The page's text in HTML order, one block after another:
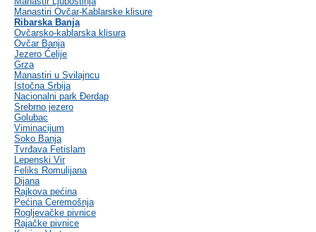
Manastiri Ovčar-Kablarske klisure
Ribarska Banja
Ovčarsko-kablarska klisura
Ovčar Banja
Jezero Ćelije
Grza
Manastiri u Svilajncu
Istočna Srbija
Nacionalni park Đerdap
Srebrno jezero
Golubac
Viminacijum
Soko Banja
Tvrđava Fetislam
Lepenski Vir
Feliks Romulijana
Dijana
Rajkova pećina
Pećina Ceremošnja
Rogljevačke pivnice
Rajačke pivnice